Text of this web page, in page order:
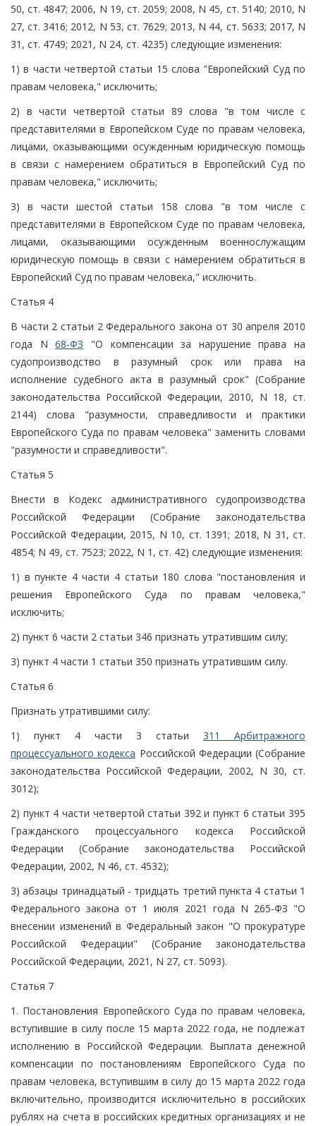
50, ст. 4847; 2006, N 19, ст. 2059; 2008, N 45, ст. 5140; 2010, N
27, ст. 3416; 2012, N 53, ст. 7629; 2013, N 44, ст. 5633; 2017, N
31, ст. 4749; 2021, N 24, ст. 4235) следующие изменения:
1) в части четвертой статьи 15 слова "Европейский Суд по
правам человека," исключить;
2) в части четвертой статьи 89 слова "в том числе с
представителями в Европейском Суде по правам человека,
лицами, оказывающими осужденным юридическую помощь
в связи с намерением обратиться в Европейский Суд по
правам человека," исключить;
3) в части шестой статьи 158 слова "в том числе с
представителями в Европейском Суде по правам человека,
лицами, оказывающими осужденным военнослужащим
юридическую помощь в связи с намерением обратиться в
Европейский Суд по правам человека," исключить.
Статья 4
В части 2 статьи 2 Федерального закона от 30 апреля 2010
года N68-ФЗ "О компенсации за нарушение права на
судопроизводство в разумный срок или права на
исполнение судебного акта в разумный срок" (Собрание
законодательства Российской Федерации, 2010, N 18, ст.
2144) слова "разумности, справедливости и практики
Европейского Суда по правам человека" заменить словами
"разумности и справедливости".
Статья 5
Внести в Кодекс административного судопроизводства
Российской Федерации (Собрание законодательства
Российской Федерации, 2015, N 10, ст. 1391; 2018, N 31, ст.
4854; N 49, ст. 7523; 2022, N 1, ст. 42) следующие изменения:
1) в пункте 4 части 4 статьи 180 слова "постановления и
решения Европейского Суда по правам человека,"
исключить;
2) пункт 6 части 2 статьи 346 признать утратившим силу;
3) пункт 4 части 1 статьи 350 признать утратившим силу.
Статья 6
Признать утратившими силу:
1) пункт 4 части 3 статьи 311 Арбитражного
процессуального кодекса Российской Федерации (Собрание
законодательства Российской Федерации, 2002, N 30, ст.
3012);
2) пункт 4 части четвертой статьи 392 и пункт 6 статьи 395
Гражданского процессуального кодекса Российской
Федерации (Собрание законодательства Российской
Федерации, 2002, N 46, ст. 4532);
3) абзацы тринадцатый - тридцать третий пункта 4 статьи 1
Федерального закона от 1 июля 2021 года N 265-ФЗ "О
внесении изменений в Федеральный закон "О прокуратуре
Российской Федерации" (Собрание законодательства
Российской Федерации, 2021, N 27, ст. 5093).
Статья 7
1. Постановления Европейского Суда по правам человека,
вступившие в силу после 15 марта 2022 года, не подлежат
исполнению в Российской Федерации. Выплата денежной
компенсации по постановлениям Европейского Суда по
правам человека, вступившим в силу до 15 марта 2022 года
включительно, производится исключительно в российских
рублях на счета в российских кредитных организациях и не